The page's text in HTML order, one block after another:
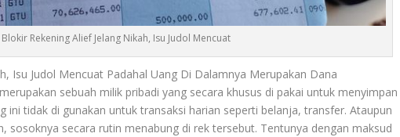
Blokir Rekening Alief Jelang Nikah, Isu Judol Mencuat
Isu Judol Mencuat Padahal Uang Di Dalamnya Merupakan Dana
sebuah milik pribadi yang secara khusus di pakai untuk menyimpan
ini tidak di gunakan untuk transaksi harian seperti belanja, transfer. Ataupun
sosoknya secara rutin menabung di rek tersebut. Tentunya dengan maksud